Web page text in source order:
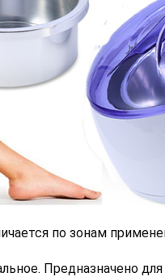
по зонам
Предназначено для